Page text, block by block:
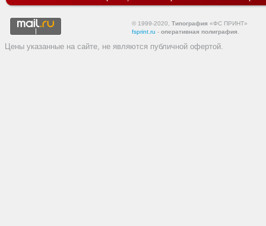
© 1999-2020, Типография «ФС ПРИНТ»
fsprint.ru - оперативная полиграфия
Цены указанные на сайте, не являются публичной офертой.